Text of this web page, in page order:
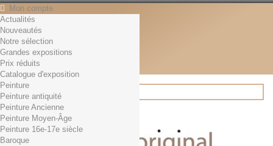
Mon compte
Contact
Français
English
Français
Actualités
Rechercher
Actualités
Nouveautés
Notre sélection
Grandes expositions
Prix réduits
Catalogue d'exposition
Peinture
Peinture antiquité
Peinture Ancienne
Peinture Moyen-Âge
Peinture 16e-17e siècle
Baroque